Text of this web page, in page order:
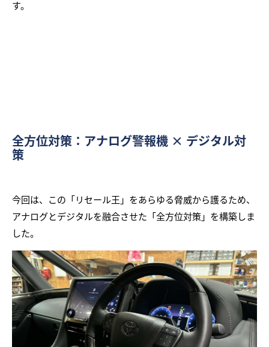
す。
全方位対策：アナログ警報機 × デジタル対
策
今回は、この「リセール王」をあらゆる脅威から護るため、
アナログとデジタルを融合させた「全方位対策」を構築しま
した。